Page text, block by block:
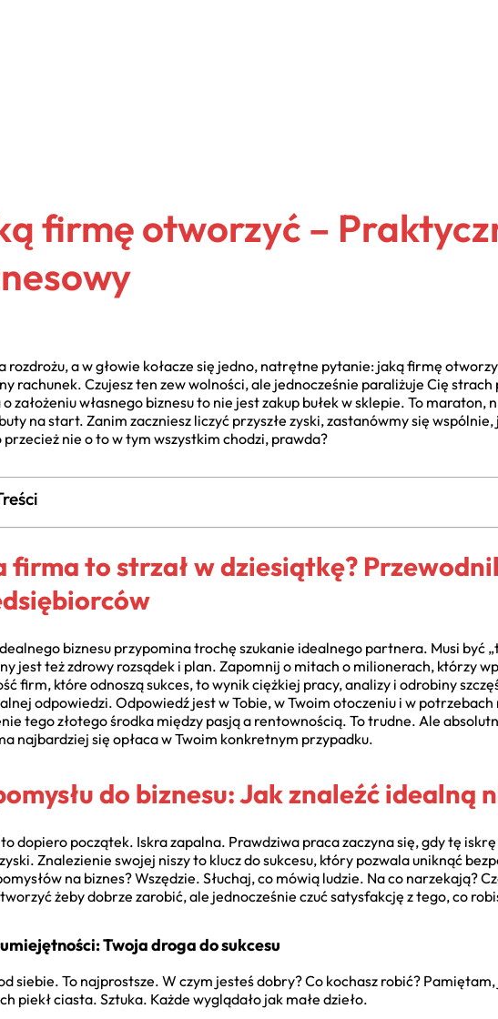
firmę otworzyć –
rozdrożu, a w głowie kołacze się jedno, natrętne pytanie: jaką firmę
rachunek. Czujesz ten zew wolności, ale jednocześnie paraliżuje Cię
założeniu własnego biznesu to nie jest zakup bułek w sklepie. To
na start. Zanim zaczniesz liczyć przyszłe zyski, zastanówmy się
przecież nie o to w tym wszystkim chodzi, prawda?
firma to strzał w dziesiątkę?
biznesu przypomina trochę szukanie idealnego partnera. Musi być
jest też zdrowy rozsądek i plan. Zapomnij o mitach o milionerach, którzy
firm, które odnoszą sukces, to wynik ciężkiej pracy, analizy i odrobiny
odpowiedzi. Odpowiedź jest w Tobie, w Twoim otoczeniu i w
tego złotego środka między pasją a rentownością. To trudne. Ale
najbardziej się opłaca w Twoim konkretnym przypadku.
do biznesu: Jak znaleźć idealną
to dopiero początek. Iskra zapalna. Prawdziwa praca zaczyna się, gdy tę
Znalezienie swojej niszy to klucz do sukcesu, który pozwala uniknąć
na biznes? Wszędzie. Słuchaj, co mówią ludzie. Na co narzekają?
żeby dobrze zarobić, ale jednocześnie czuć satysfakcję z tego, co
Twoja droga do sukcesu
siebie. To najprostsze. W czym jesteś dobry? Co kochasz robić?
piekł ciasta. Sztuka. Każde wyglądało jak małe dzieło.